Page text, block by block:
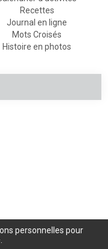
Recettes
Journal en ligne
Mots Croisés
Histoire en photos
personnelles pour